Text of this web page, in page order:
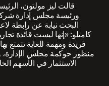
قالت ليز مولتون،
ورئيسة مجلس إدارة
كاميلو: «إنها ليست قائدة
فريدة ومهمة للغاية تتمتع
منظور حوكمة مجلس الإدارة،
الاستثمار في الأسهم